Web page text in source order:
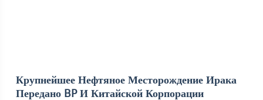
Крупнейшее Нефтяное Месторождение Ирака
Передано BP И Китайской Корпорации